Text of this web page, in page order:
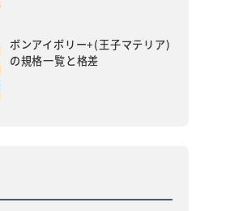
ボンアイボリー+(王子マテリア)
の規格一覧と格差